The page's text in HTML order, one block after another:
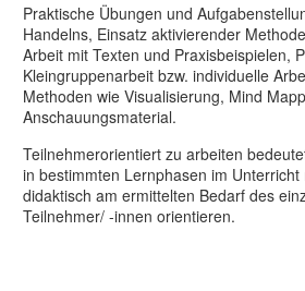
Praktische Übungen und
Handelns, Einsatz aktivierender
Arbeit mit Texten und Praxisbeispielen,
Kleingruppenarbeit bzw. individuelle
Methoden wie Visualisierung, Mind
Anschauungsmaterial.
Teilnehmerorientiert zu arbeiten
in bestimmten Lernphasen im Unterricht
didaktisch am ermittelten Bedarf des
Teilnehmer/ -innen orientieren.